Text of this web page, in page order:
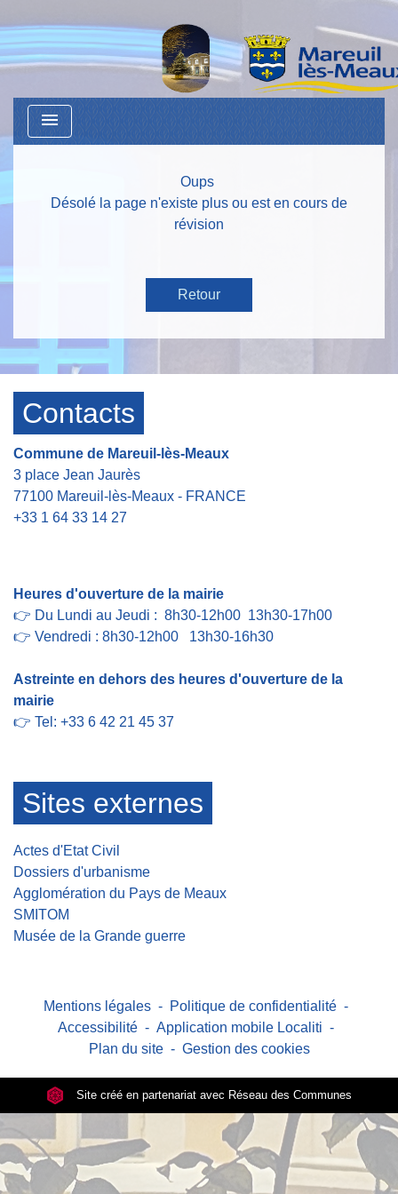
menu
Oups
Désolé la page n'existe plus ou est en cours de
révision
Retour
Contacts
Commune de Mareuil-lès-Meaux
3 place Jean Jaurès
77100 Mareuil-lès-Meaux - FRANCE
+33 1 64 33 14 27
Heures d'ouverture de la mairie
👉 Du Lundi au Jeudi : 8h30-12h00 13h30-17h00
👉 Vendredi : 8h30-12h00 13h30-16h30
Astreinte en dehors des heures d'ouverture de la
mairie
👉 Tel: +33 6 42 21 45 37
Sites externes
Actes d'Etat Civil
Dossiers d'urbanisme
Agglomération du Pays de Meaux
SMITOM
Musée de la Grande guerre
Mentions légales - Politique de confidentialité -
Accessibilité - Application mobile Localiti -
Plan du site - Gestion des cookies
Site créé en partenariat avec Réseau des Communes